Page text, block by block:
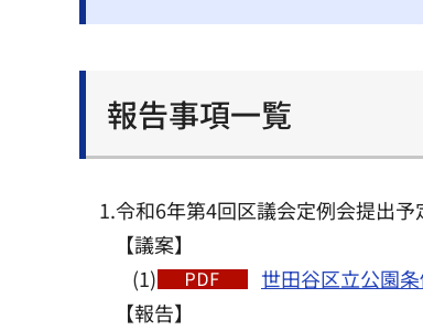
報告事項一覧
1.令和6年第4回区議会定例会提出予
【議案】
(1)
世田谷区立公園
【報告】